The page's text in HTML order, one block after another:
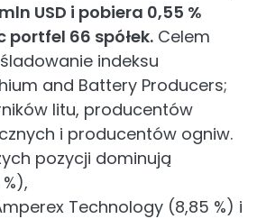
USD i pobiera 0,55 %
portfel 66 spółek. Celem
indeksu
and Battery Producers;
litu, producentów
i producentów ogniw.
pozycji dominują
Technology (8,85 %) i